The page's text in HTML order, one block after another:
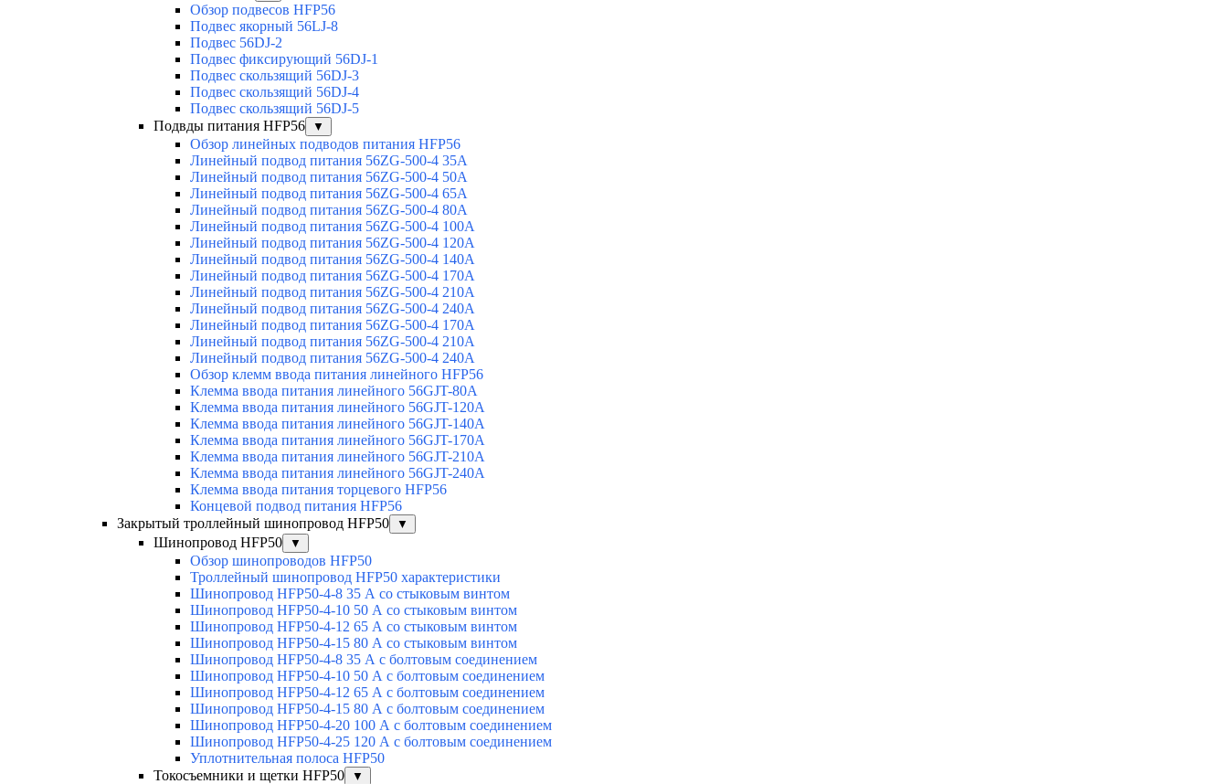
Обзор подвесов HFP56
Подвес якорный 56LJ-8
Подвес 56DJ-2
Подвес фиксирующий 56DJ-1
Подвес скользящий 56DJ-3
Подвес скользящий 56DJ-4
Подвес скользящий 56DJ-5
Подвды питания HFP56
▼
Обзор линейных подводов питания HFP56
Линейный подвод питания 56ZG-500-4 35A
Линейный подвод питания 56ZG-500-4 50A
Линейный подвод питания 56ZG-500-4 65A
Линейный подвод питания 56ZG-500-4 80A
Линейный подвод питания 56ZG-500-4 100A
Линейный подвод питания 56ZG-500-4 120A
Линейный подвод питания 56ZG-500-4 140A
Линейный подвод питания 56ZG-500-4 170A
Линейный подвод питания 56ZG-500-4 210A
Линейный подвод питания 56ZG-500-4 240A
Линейный подвод питания 56ZG-500-4 170A
Линейный подвод питания 56ZG-500-4 210A
Линейный подвод питания 56ZG-500-4 240A
Обзор клемм ввода питания линейного HFP56
Клемма ввода питания линейного 56GJT-80A
Клемма ввода питания линейного 56GJT-120A
Клемма ввода питания линейного 56GJT-140A
Клемма ввода питания линейного 56GJT-170A
Клемма ввода питания линейного 56GJT-210A
Клемма ввода питания линейного 56GJT-240A
Клемма ввода питания торцевого HFP56
Концевой подвод питания HFP56
Закрытый троллейный шинопровод HFP50
▼
Шинопровод HFP50 ▼
Обзор шинопроводов HFP50
Троллейный шинопровод HFP50 характеристики
Шинопровод HFP50-4-8 35 А со стыковым винтом
Шинопровод HFP50-4-10 50 А со стыковым винтом
Шинопровод HFP50-4-12 65 А со стыковым винтом
Шинопровод HFP50-4-15 80 А со стыковым винтом
Шинопровод HFP50-4-8 35 А с болтовым соединением
Шинопровод HFP50-4-10 50 А с болтовым соединением
Шинопровод HFP50-4-12 65 А с болтовым соединением
Шинопровод HFP50-4-15 80 А с болтовым соединением
Шинопровод HFP50-4-20 100 А с болтовым соединением
Шинопровод HFP50-4-25 120 А с болтовым соединением
Уплотнительная полоса HFP50
Токосъемники и щетки HFP50
▼